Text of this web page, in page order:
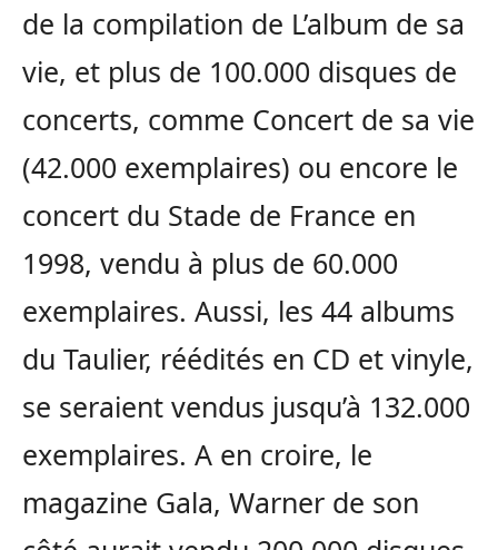
de la compilation de L’album de sa
vie, et plus de 100.000 disques de
concerts, comme Concert de sa vie
(42.000 exemplaires) ou encore le
concert du Stade de France en
1998, vendu à plus de 60.000
exemplaires. Aussi, les 44 albums
du Taulier, réédités en CD et vinyle,
se seraient vendus jusqu’à 132.000
exemplaires. A en croire, le
magazine Gala, Warner de son